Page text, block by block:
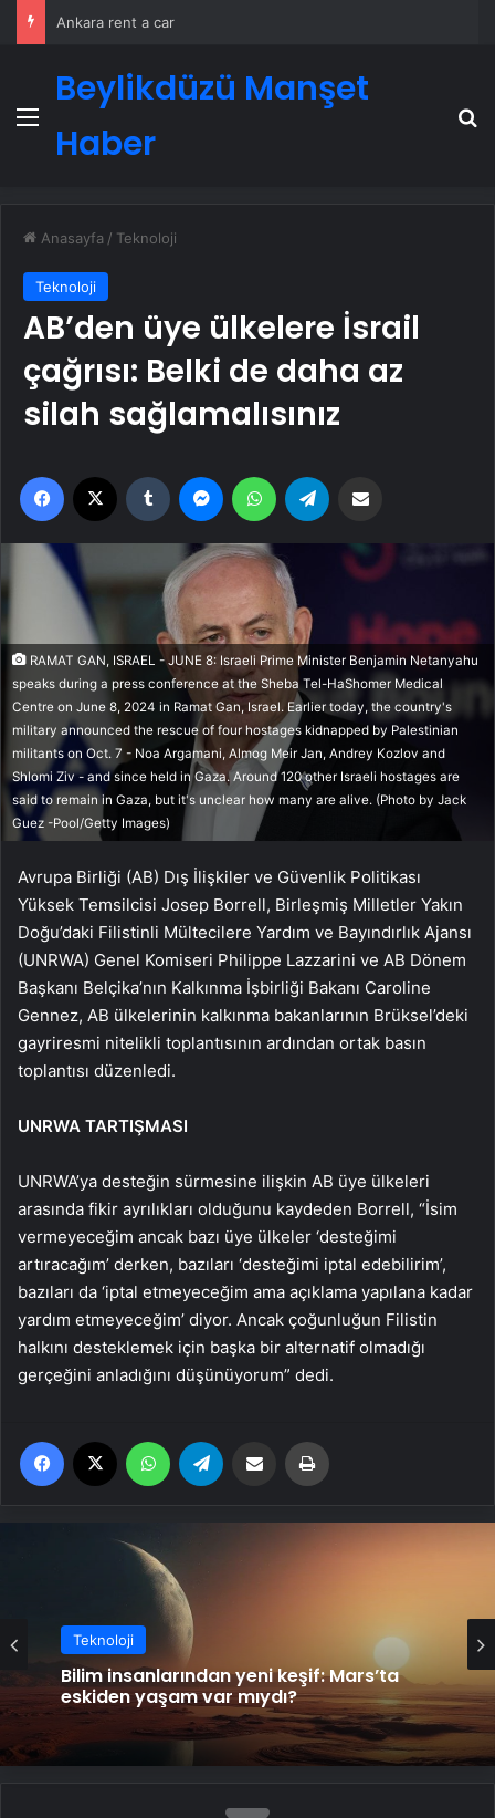
Ankara rent a car
Menü
Beylikdüzü Manşet
Haber
Anasayfa / Teknoloji
Teknoloji
AB’den üye ülkelere İsrail
çağrısı: Belki de daha az
silah sağlamalısınız
Facebook Tumblr MessengerWhatsApp
RAMAT GAN, ISRAEL - JUNE 8: Israeli Prime Minister Benjamin Netanyahu
speaks during a press conference at the Sheba Tel-HaShomer Medical
Centre on June 8, 2024 in Ramat Gan, Israel. Earlier today, the country's
military announced the rescue of four hostages kidnapped by Palestinian
militants on Oct. 7 - Noa Argamani, Almog Meir Jan, Andrey Kozlov and
Shlomi Ziv - and since held in Gaza. Around 120 other Israeli hostages are
said to remain in Gaza, but it's unclear how many are alive. (Photo by Jack
Guez -Pool/Getty Images)
Avrupa Birliği (AB) Dış İlişkiler ve Güvenlik Politikası
Yüksek Temsilcisi Josep Borrell, Birleşmiş Milletler Yakın
Doğu’daki Filistinli Mültecilere Yardım ve Bayındırlık Ajansı
(UNRWA) Genel Komiseri Philippe Lazzarini ve AB Dönem
Başkanı Belçika’nın Kalkınma İşbirliği Bakanı Caroline
Gennez, AB ülkelerinin kalkınma bakanlarının Brüksel’deki
gayriresmi nitelikli toplantısının ardından ortak basın
toplantısı düzenledi.
UNRWA TARTIŞMASI
UNRWA’ya desteğin sürmesine ilişkin AB üye ülkeleri
arasında fikir ayrılıkları olduğunu kaydeden Borrell, “İsim
vermeyeceğim ancak bazı üye ülkeler ‘desteğimi
artıracağım’ derken, bazıları ‘desteğimi iptal edebilirim’,
bazıları da ‘iptal etmeyeceğim ama açıklama yapılana kadar
yardım etmeyeceğim’ diyor. Ancak çoğunluğun Filistin
halkını desteklemek için başka bir alternatif olmadığı
gerçeğini anladığını düşünüyorum” dedi.
Facebook WhatsApp Email'den paylaş
Teknoloji
Bilim insanlarından yeni keşif: Mars’ta
eskiden yaşam var mıydı?